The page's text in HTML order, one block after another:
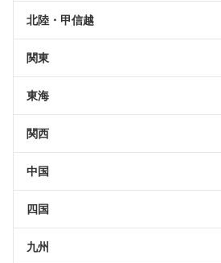
北陸・甲信越
関東
東海
関西
中国
四国
九州